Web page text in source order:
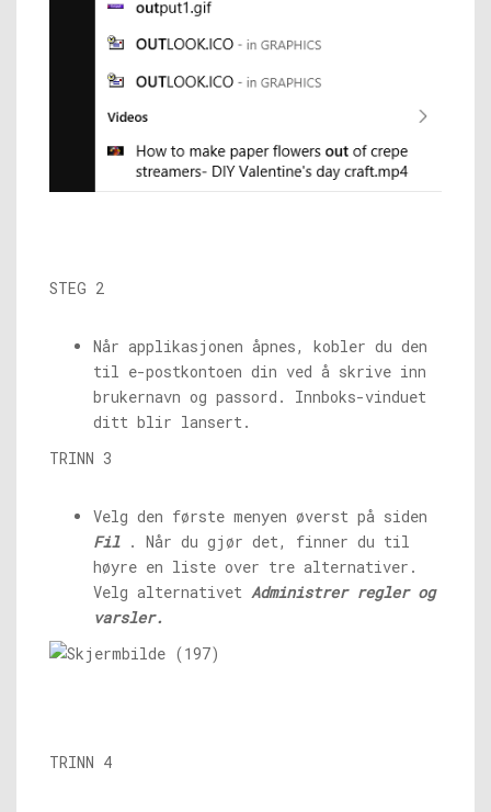
STEG 2
Når applikasjonen åpnes, kobler du den
til e-postkontoen din ved å skrive inn
brukernavn og passord. Innboks-vinduet
ditt blir lansert.
TRINN 3
Velg den første menyen øverst på siden
Fil . Når du gjør det, finner du til
høyre en liste over tre alternativer.
Velg alternativet Administrer regler og
varsler.
TRINN 4